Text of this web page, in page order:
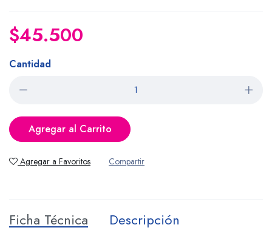
$45.500
Cantidad
Agregar al Carrito
Agregar a Favoritos Compartir
Ficha Técnica
Descripción